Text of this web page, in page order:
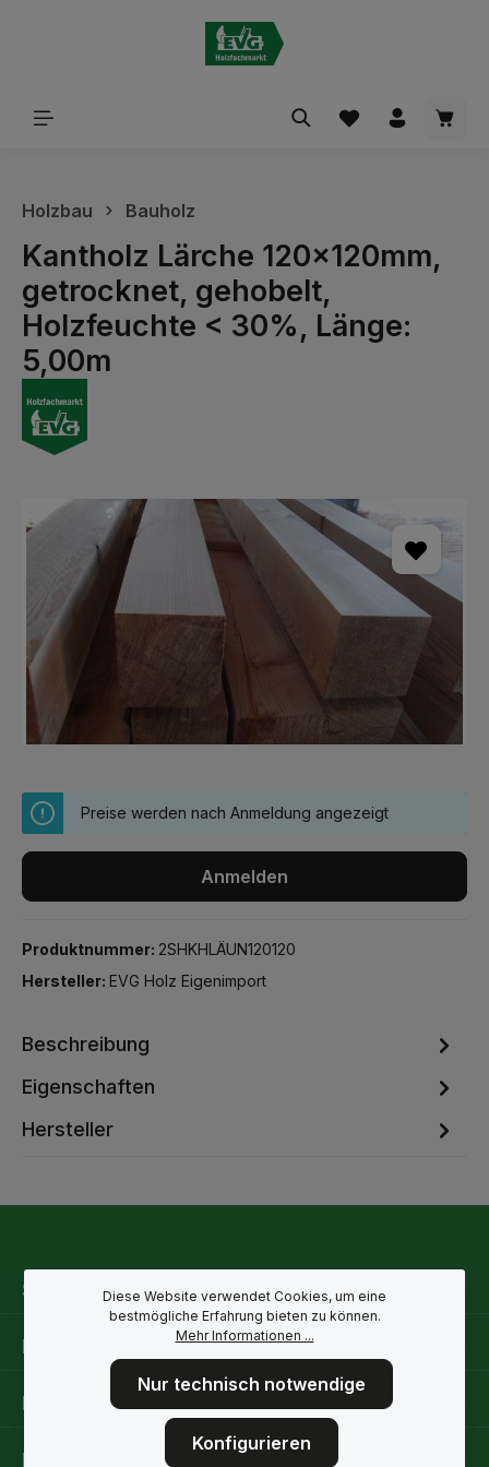
Holzbau Bauholz
Kantholz Lärche 120x120mm,
getrocknet, gehobelt,
Holzfeuchte < 30%, Länge:
5,00m
Bildergalerie überspringen
Preise werden nach Anmeldung angezeigt
Anmelden
Produktnummer: 2SHKHLÄUN120120
Hersteller: EVG Holz Eigenimport
Beschreibung
Eigenschaften
Hersteller
Service-Hotline
Rechtliche Hinweise
Informationen
Folge uns
Diese Website verwendet Cookies, um eine
bestmögliche Erfahrung bieten zu können.
Mehr Informationen ...
Nur technisch notwendige
Konfigurieren